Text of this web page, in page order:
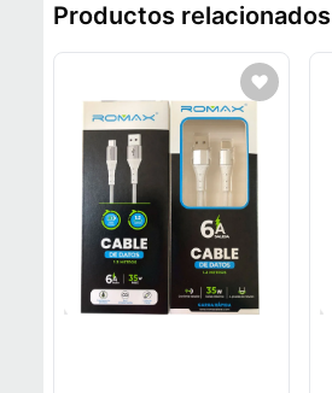
Productos relacionados